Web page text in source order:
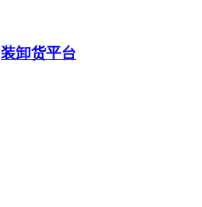
装卸货平台